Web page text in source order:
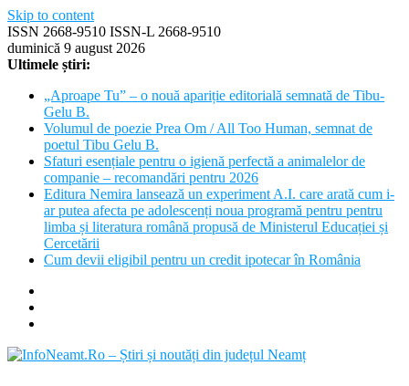
Skip to content
ISSN 2668-9510 ISSN-L 2668-9510
duminică 9 august 2026
Ultimele știri:
„Aproape Tu” – o nouă apariție editorială semnată de Tibu-
Gelu B.
Volumul de poezie Prea Om / All Too Human, semnat de
poetul Tibu Gelu B.
Sfaturi esențiale pentru o igienă perfectă a animalelor de
companie – recomandări pentru 2026
Editura Nemira lansează un experiment A.I. care arată cum i-
ar putea afecta pe adolescenți noua programă pentru pentru
limba și literatura română propusă de Ministerul Educației și
Cercetării
Cum devii eligibil pentru un credit ipotecar în România